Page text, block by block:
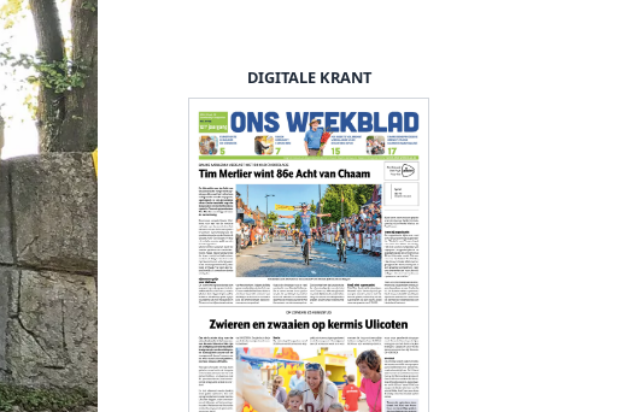
DIGITALE KRANT